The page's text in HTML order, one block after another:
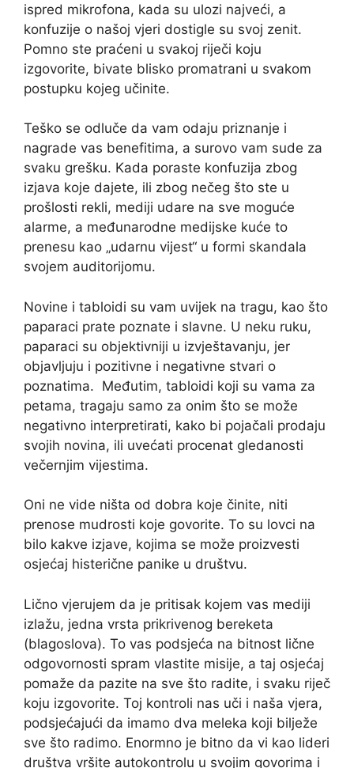
ispred mikrofona, kada su ulozi najveći, a
konfuzije o našoj vjeri dostigle su svoj zenit.
Pomno ste praćeni u svakoj riječi koju
izgovorite, bivate blisko promatrani u svakom
postupku kojeg učinite.
Teško se odluče da vam odaju priznanje i
nagrade vas benefitima, a surovo vam sude za
svaku grešku. Kada poraste konfuzija zbog
izjava koje dajete, ili zbog nečeg što ste u
prošlosti rekli, mediji udare na sve moguće
alarme, a međunarodne medijske kuće to
prenesu kao „udarnu vijest“ u formi skandala
svojem auditorijomu.
Novine i tabloidi su vam uvijek na tragu, kao što
paparaci prate poznate i slavne. U neku ruku,
paparaci su objektivniji u izvještavanju, jer
objavljuju i pozitivne i negativne stvari o
poznatima. Međutim, tabloidi koji su vama za
petama, tragaju samo za onim što se može
negativno interpretirati, kako bi pojačali prodaju
svojih novina, ili uvećati procenat gledanosti
večernjim vijestima.
Oni ne vide ništa od dobra koje činite, niti
prenose mudrosti koje govorite. To su lovci na
bilo kakve izjave, kojima se može proizvesti
osjećaj histerične panike u društvu.
Lično vjerujem da je pritisak kojem vas mediji
izlažu, jedna vrsta prikrivenog bereketa
(blagoslova). To vas podsjeća na bitnost lične
odgovornosti spram vlastite misije, a taj osjećaj
pomaže da pazite na sve što radite, i svaku riječ
koju izgovorite. Toj kontroli nas uči i naša vjera,
podsjećajući da imamo dva meleka koji bilježe
sve što radimo. Enormno je bitno da vi kao lideri
društva vršite autokontrolu u svojim govorima i